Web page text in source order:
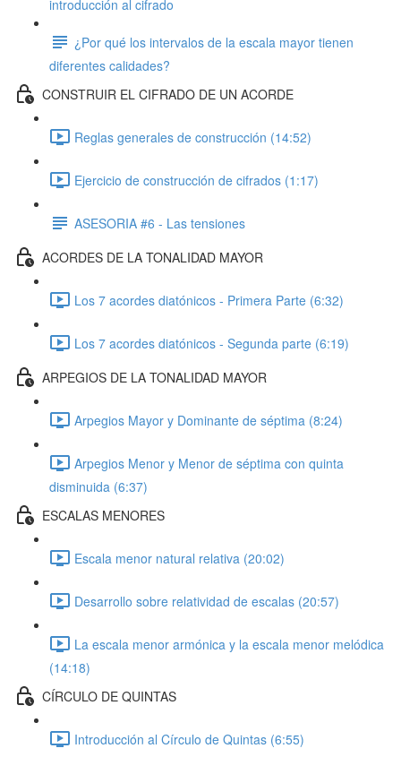
introducción al cifrado
¿Por qué los intervalos de la escala mayor tienen
diferentes calidades?
CONSTRUIR EL CIFRADO DE UN ACORDE
Reglas generales de construcción (14:52)
Ejercicio de construcción de cifrados (1:17)
ASESORIA #6 - Las tensiones
ACORDES DE LA TONALIDAD MAYOR
Los 7 acordes diatónicos - Primera Parte (6:32)
Los 7 acordes diatónicos - Segunda parte (6:19)
ARPEGIOS DE LA TONALIDAD MAYOR
Arpegios Mayor y Dominante de séptima (8:24)
Arpegios Menor y Menor de séptima con quinta
disminuida (6:37)
ESCALAS MENORES
Escala menor natural relativa (20:02)
Desarrollo sobre relatividad de escalas (20:57)
La escala menor armónica y la escala menor melódica
(14:18)
CÍRCULO DE QUINTAS
Introducción al Círculo de Quintas (6:55)